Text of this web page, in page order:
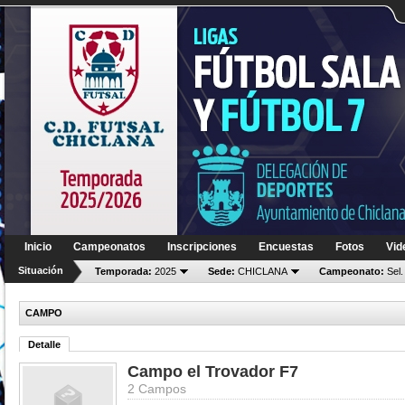
Inicio Campeonatos Inscripciones Encuestas Fotos
Situación Temporada: 2025 Sede: CHICLANA Campeonato:
CAMPO
Detalle
Campo el Trovador F7
2 Campos